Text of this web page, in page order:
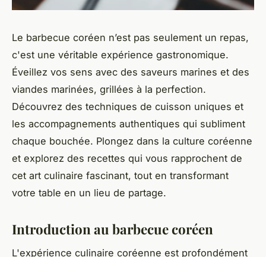
Le barbecue coréen n’est pas seulement un repas,
c'est une véritable expérience gastronomique.
Éveillez vos sens avec des saveurs marines et des
viandes marinées, grillées à la perfection.
Découvrez des techniques de cuisson uniques et
les accompagnements authentiques qui subliment
chaque bouchée. Plongez dans la culture coréenne
et explorez des recettes qui vous rapprochent de
cet art culinaire fascinant, tout en transformant
votre table en un lieu de partage.
Introduction au barbecue coréen
L'expérience culinaire coréenne est profondément